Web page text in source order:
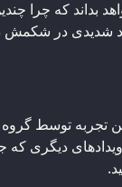
شدیدی در شکمش
توسط گروه
دیگری که